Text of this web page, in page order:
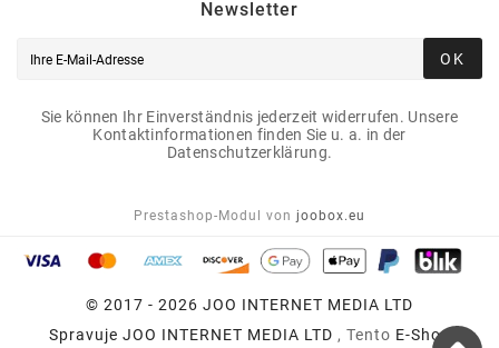
Newsletter
OK
Sie können Ihr Einverständnis jederzeit widerrufen. Unsere
Kontaktinformationen finden Sie u. a. in der
Datenschutzerklärung.
Prestashop-Modul von joobox.eu
© 2017 - 2026 JOO INTERNET MEDIA LTD
Spravuje JOO INTERNET MEDIA LTD , Tento E-Shop